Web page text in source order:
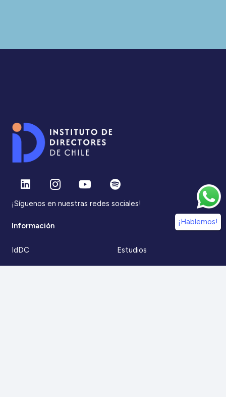
¡Síguenos en nuestras redes sociales!
Información
IdDC
Noticias
Estudios
Alumni
¡Hablemos!